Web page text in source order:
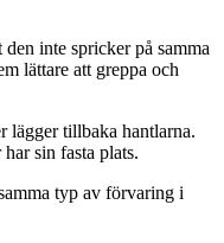
inte spricker på samma
lättare att greppa och
lägger tillbaka hantlarna.
sin fasta plats.
typ av förvaring i